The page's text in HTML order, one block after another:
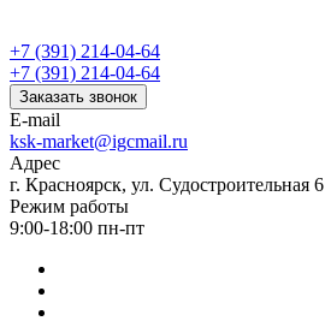
+7 (391) 214-04-64
+7 (391) 214-04-64
Заказать звонок
E-mail
ksk-market@igcmail.ru
Адрес
г. Красноярск, ул. Судостроительная 6
Режим работы
9:00-18:00 пн-пт